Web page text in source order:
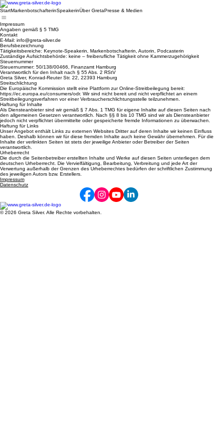
StartMarkenbotschafterinSpeakerinÜber GretaPresse & Medien
Impressum
Angaben gemäß § 5 TMG
Kontakt
E-Mail: info@greta-silver.de
Berufsbezeichnung
Tätigkeitsbereiche: Keynote-Speakerin, Markenbotschafterin, Autorin, Podcasterin
Zuständige Aufsichtsbehörde: keine – freiberufliche Tätigkeit ohne Kammerzugehörigkeit
Steuernummer
Steuernummer: 50/138/00466, Finanzamt Hamburg
Verantwortlich für den Inhalt nach § 55 Abs. 2 RStV
Greta Silver, Konrad-Reuter Str. 22, 22393 Hamburg
Streitschlichtung
Die Europäische Kommission stellt eine Plattform zur Online-Streitbeilegung bereit:
https://ec.europa.eu/consumers/odr. Wir sind nicht bereit und nicht verpflichtet an einem
Streitbeilegungsverfahren vor einer Verbraucherschlichtungsstelle teilzunehmen.
Haftung für Inhalte
Als Diensteanbieter sind wir gemäß § 7 Abs. 1 TMG für eigene Inhalte auf diesen Seiten nach
den allgemeinen Gesetzen verantwortlich. Nach §§ 8 bis 10 TMG sind wir als Diensteanbieter
jedoch nicht verpflichtet übermittelte oder gespeicherte fremde Informationen zu überwachen.
Haftung für Links
Unser Angebot enthält Links zu externen Websites Dritter auf deren Inhalte wir keinen Einfluss
haben. Deshalb können wir für diese fremden Inhalte auch keine Gewähr übernehmen. Für die
Inhalte der verlinkten Seiten ist stets der jeweilige Anbieter oder Betreiber der Seiten
verantwortlich.
Urheberrecht
Die durch die Seitenbetreiber erstellten Inhalte und Werke auf diesen Seiten unterliegen dem
deutschen Urheberrecht. Die Vervielfältigung, Bearbeitung, Verbreitung und jede Art der
Verwertung außerhalb der Grenzen des Urheberrechtes bedürfen der schriftlichen Zustimmung
des jeweiligen Autors bzw. Erstellers.
Impressum
Datenschutz
© 2026 Greta Silver. Alle Rechte vorbehalten.